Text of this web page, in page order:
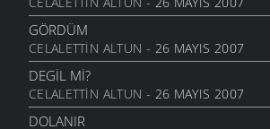
DIRHEM DIRHEM
ŞIIRLER- 22 TEMMUZ 2010
GEZELIM SAHILI
ŞIIRLER- 28 HAZIRAN 2010
SEN VARSIN BU ŞEHIRDE
ŞIIRLER- 10 HAZIRAN 2010
GÖRDÜM
CELALETTIN ALTUN - 26 MAYIS 2007
DEGIL MI?
CELALETTIN ALTUN - 26 MAYIS 2007
DOLANIR